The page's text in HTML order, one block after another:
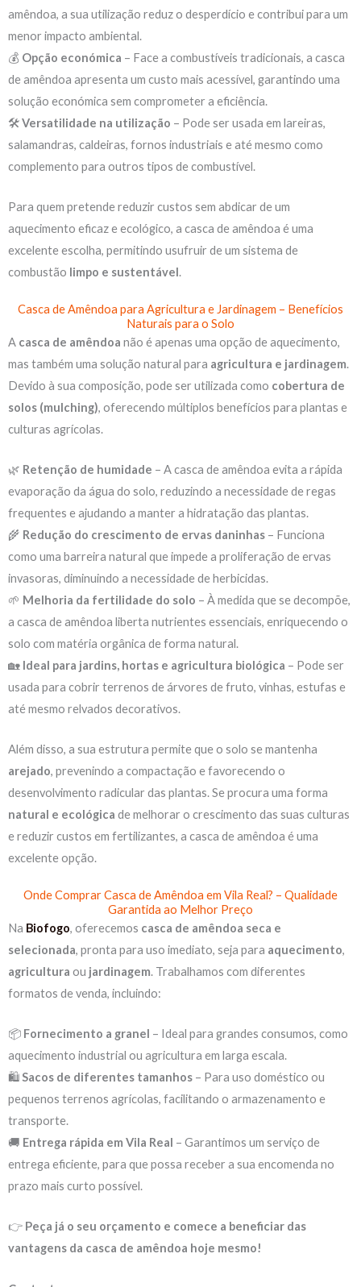
amêndoa, a sua utilização reduz o desperdício e contribui para um
menor impacto ambiental.
💰 Opção económica – Face a combustíveis tradicionais, a casca
de amêndoa apresenta um custo mais acessível, garantindo uma
solução económica sem comprometer a eficiência.
🛠Versatilidade na utilização – Pode ser usada em lareiras,
salamandras, caldeiras, fornos industriais e até mesmo como
complemento para outros tipos de combustível.
Para quem pretende reduzir custos sem abdicar de um
aquecimento eficaz e ecológico, a casca de amêndoa é uma
excelente escolha, permitindo usufruir de um sistema de
combustão limpo e sustentável.
Casca de Amêndoa para Agricultura e Jardinagem – Benefícios
Naturais para o Solo
A casca de amêndoa não é apenas uma opção de aquecimento,
mas também uma solução natural para agricultura e jardinagem.
Devido à sua composição, pode ser utilizada como cobertura de
solos (mulching), oferecendo múltiplos benefícios para plantas e
culturas agrícolas.
🌿 Retenção de humidade – A casca de amêndoa evita a rápida
evaporação da água do solo, reduzindo a necessidade de regas
frequentes e ajudando a manter a hidratação das plantas.
🌾 Redução do crescimento de ervas daninhas – Funciona
como uma barreira natural que impede a proliferação de ervas
invasoras, diminuindo a necessidade de herbicidas.
🌱 Melhoria da fertilidade do solo – À medida que se decompõe,
a casca de amêndoa liberta nutrientes essenciais, enriquecendo o
solo com matéria orgânica de forma natural.
🏡 Ideal para jardins, hortas e agricultura biológica – Pode ser
usada para cobrir terrenos de árvores de fruto, vinhas, estufas e
até mesmo relvados decorativos.
Além disso, a sua estrutura permite que o solo se mantenha
arejado, prevenindo a compactação e favorecendo o
desenvolvimento radicular das plantas. Se procura uma forma
natural e ecológica de melhorar o crescimento das suas culturas
e reduzir custos em fertilizantes, a casca de amêndoa é uma
excelente opção.
Onde Comprar Casca de Amêndoa em Vila Real? – Qualidade
Garantida ao Melhor Preço
Na Biofogo, oferecemos casca de amêndoa seca e
selecionada, pronta para uso imediato, seja para aquecimento,
agricultura ou jardinagem. Trabalhamos com diferentes
formatos de venda, incluindo:
📦 Fornecimento a granel – Ideal para grandes consumos, como
aquecimento industrial ou agricultura em larga escala.
🛍Sacos de diferentes tamanhos – Para uso doméstico ou
pequenos terrenos agrícolas, facilitando o armazenamento e
transporte.
🚚 Entrega rápida em Vila Real – Garantimos um serviço de
entrega eficiente, para que possa receber a sua encomenda no
prazo mais curto possível.
👉 Peça já o seu orçamento e comece a beneficiar das
vantagens da casca de amêndoa hoje mesmo!